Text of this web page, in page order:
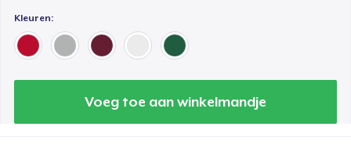
Kleuren:
Voeg toe aan winkelmandje